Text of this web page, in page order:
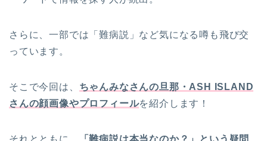
さらに、一部では「難病説」など気になる噂も飛び交
っています。
そこで今回は、 ちゃんみなさんの旦那・ASH ISLAND
さんの顔画像やプロフィールを紹介します！
それとともに、
「難病説は本当なのか？」という疑問